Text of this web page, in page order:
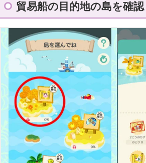
貿易船の目的地の島を確認